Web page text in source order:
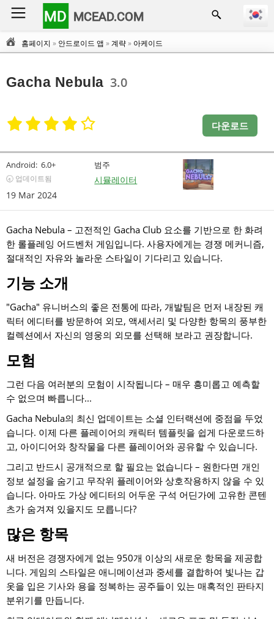
MD MCEAD.COM
홈페이지 » 안드로이드 앱 »계략» 아케이드
Gacha Nebula 3.0
다운로드
Android: 6.0+
🕣 업데이트됨
19 Mar 2024
범주
시뮬레이터
Gacha Nebula – 고전적인 Gacha Club 요소를 기반으로 한 화려
한 롤플레잉 어드벤처 게임입니다. 사용자에게는 경쟁 메커니즘,
절대적인 자유와 놀라운 스타일이 기다리고 있습니다.
기능 소개
"Gacha" 유니버스의 좋은 전통에 따라, 개발팀은 먼저 내장된 캐
릭터 에디터를 방문하여 외모, 액세서리 및 다양한 항목의 풍부한
컬렉션에서 자신의 영웅의 외모를 선택해 보라고 권장합니다.
모험
그런 다음 여러분의 모험이 시작됩니다 – 매우 흥미롭고 예측할
수 없으며 빠릅니다...
Gacha Nebula의 최신 업데이트는 소셜 인터랙션에 중점을 두었
습니다. 이제 다른 플레이어의 캐릭터 템플릿을 쉽게 다운로드하
고, 아이디어와 창작물을 다른 플레이어와 공유할 수 있습니다.
그리고 반드시 공개적으로 할 필요는 없습니다 – 원한다면 개인
정보 설정을 숨기고 무작위 플레이어와 상호작용하지 않을 수 있
습니다. 아마도 가상 에디터의 어두운 구석 어딘가에 고유한 콘텐
츠가 숨겨져 있을지도 모릅니다?
많은 항목
새 버전은 경쟁자에게 없는 950개 이상의 새로운 항목을 제공합
니다. 게임의 스타일은 애니메이션과 중세를 결합하여 빛나는 갑
옷을 입은 기사와 용을 정복하는 공주들이 있는 매혹적인 판타지
분위기를 만듭니다.